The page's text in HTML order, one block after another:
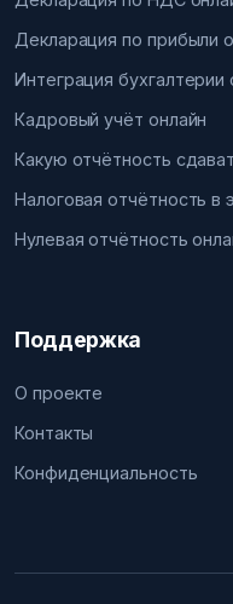
Декларация по прибыли
Интеграция бухгалтерии
Кадровый учёт онлайн
Какую отчётность
Налоговая отчётность в
Нулевая отчётность
Поддержка
О проекте
Контакты
Конфиденциальность